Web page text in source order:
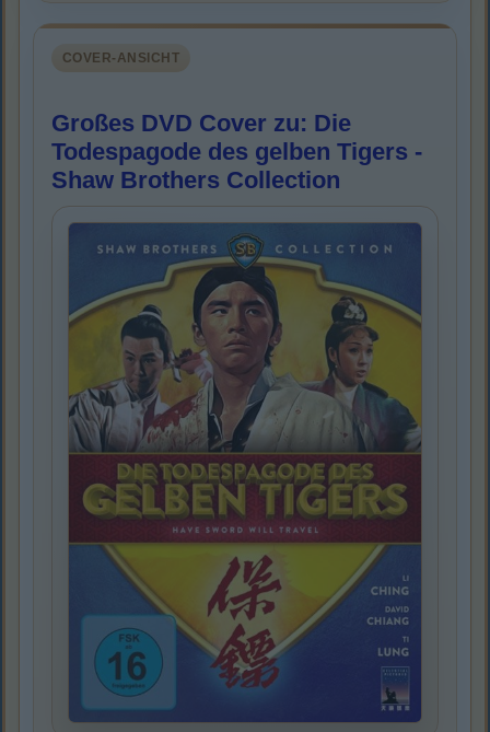
COVER-ANSICHT
Großes DVD Cover zu: Die
Todespagode des gelben Tigers -
Shaw Brothers Collection